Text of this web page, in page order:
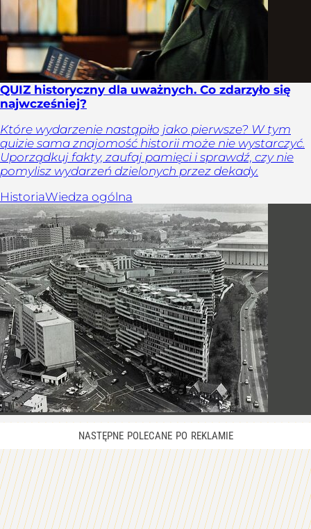
QUIZ historyczny dla uważnych. Co zdarzyło się
najwcześniej?
Które wydarzenie nastąpiło jako pierwsze? W tym
quizie sama znajomość historii może nie wystarczyć.
Uporządkuj fakty, zaufaj pamięci i sprawdź, czy nie
pomylisz wydarzeń dzielonych przez dekady.
HistoriaWiedza ogólna